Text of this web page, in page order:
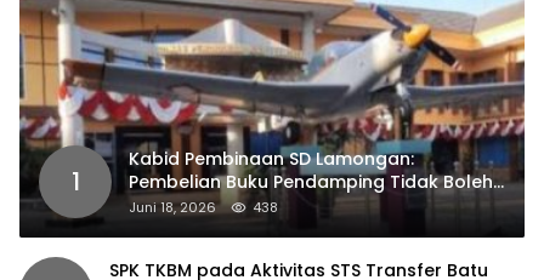
1
Kabid Pembinaan SD Lamongan:
Pembelian Buku Pendamping Tidak Boleh
Dipaksakan
Juni 18, 2026 438
SPK TKBM pada Aktivitas STS Transfer Batu